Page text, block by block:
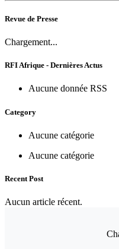
Revue de Presse
Chargement...
RFI Afrique - Dernières Actus
Aucune donnée RSS
Category
Aucune catégorie
Aucune catégorie
Recent Post
Aucun article récent.